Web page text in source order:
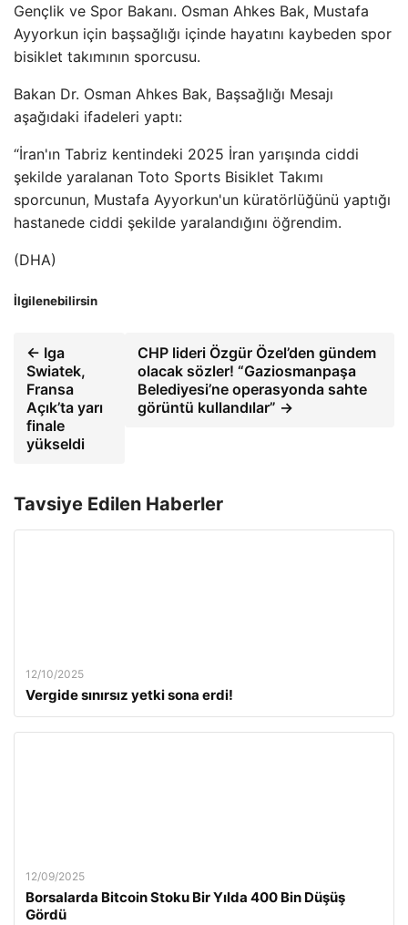
Gençlik ve Spor Bakanı. Osman Ahkes Bak, Mustafa
Ayyorkun için başsağlığı içinde hayatını kaybeden spor
bisiklet takımının sporcusu.
Bakan Dr. Osman Ahkes Bak, Başsağlığı Mesajı
aşağıdaki ifadeleri yaptı:
“İran'ın Tabriz kentindeki 2025 İran yarışında ciddi
şekilde yaralanan Toto Sports Bisiklet Takımı
sporcunun, Mustafa Ayyorkun'un küratörlüğünü yaptığı
hastanede ciddi şekilde yaralandığını öğrendim.
(DHA)
İlgilenebilirsin
← Iga
Swiatek,
Fransa
Açık’ta yarı
finale
yükseldi
CHP lideri Özgür Özel’den gündem
olacak sözler! “Gaziosmanpaşa
Belediyesi’ne operasyonda sahte
görüntü kullandılar” →
Tavsiye Edilen Haberler
12/10/2025
Vergide sınırsız yetki sona erdi!
12/09/2025
Borsalarda Bitcoin Stoku Bir Yılda 400 Bin Düşüş
Gördü